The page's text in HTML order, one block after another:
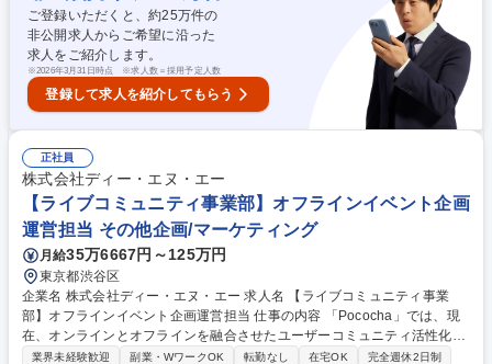
製造部門の管理責任者として活躍いただきたいと考えています。 募集職種
[埼玉/三郷]生産管理リーダー◎有名アニメ/漫画/キャラクターのアクリルグ
ッズ
ご登録いただくと、約25万件の
非公開求人からご希望に沿った
求人をご紹介します。
※2026年3月31日時点 ※求人数＝採用予定人数
登録して求人を紹介してもらう
正社員
株式会社ディー・エヌ・エー
【ライブコミュニティ事業部】オフラインイベント企画
運営担当 その他企画/マーケティング
月給35万6667円～125万円
東京都渋谷区
企業名 株式会社ディー・エヌ・エー 求人名 【ライブコミュニティ事業
部】オフラインイベント企画運営担当 仕事の内容 「Pococha」では、現
在、オンラインとオフラインを融合させたユーザーコミュニティ活性化に
注力しています。大規模なオフラインイベントの企画・運営をリードしつ
業界未経験歓迎 副業・WワークOK 転勤なし 在宅OK
完全週休2日制